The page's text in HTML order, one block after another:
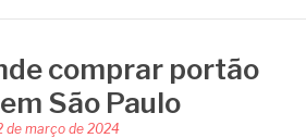
comprar portão
São Paulo
de março de 2024